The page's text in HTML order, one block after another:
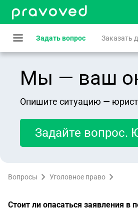
Задать вопрос Заказать
Мы — ваш
Опишите ситуацию —
Задайте вопрос.
Вопросы Уголовное право
Стоит ли опасаться заявления в